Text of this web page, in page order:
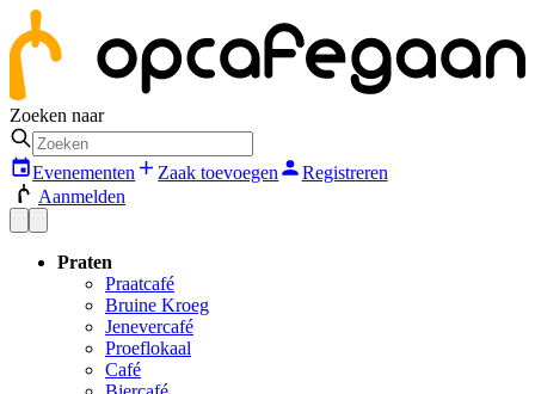
Zoeken naar
Evenementen Zaak toevoegen
Registreren
Aanmelden
Praten
Praatcafé
Bruine Kroeg
Jenevercafé
Proeflokaal
Café